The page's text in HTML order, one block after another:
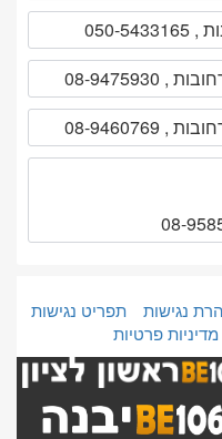
נגישות
תפריט נגישות
מדיניות פרטיות